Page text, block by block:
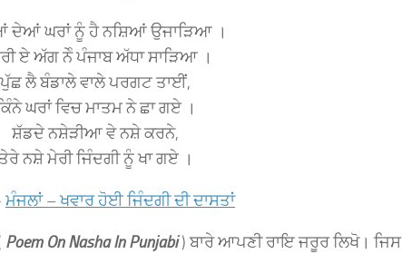
ਘਰਾਂ ਨੂੰ ਹੈ ਨਸ਼ਿਆਂ ਉਜਾੜਿਆ ।
ਏ ਅੱਗ ਨੇੰ ਪੰਜਾਬ ਅੱਧਾ ਸਾੜਿਆ ।
ਪੁੱਛ ਲੈ ਬੰਡਾਲੇ ਵਾਲੇ ਪਰਗਟ ਤਾਈਂ,
ਘਰਾਂ ਵਿਚ ਮਾਤਮ ਨੇ ਛਾ ਗਏ ।
ਸ਼ੱਡਦੇ ਨਸ਼ੇੜੀਆ ਵੇ ਨਸ਼ੇ ਕਰਨੇ,
ਨਸ਼ੇ ਮੇਰੀ ਜਿੰਦਗੀ ਨੂੰ ਖਾ ਗਏ ।
ਮੰਜਲਾਂ – ਖਵਾਰ ਹੋਈ ਜਿੰਦਗੀ ਦੀ ਦਾਸਤਾਂ
Poem On Nasha In Punjabi) ਬਾਰੇ ਆਪਣੀ ਰਾਇ ਜਰੂਰ ਲਿਖੋ। ਜਿਸ